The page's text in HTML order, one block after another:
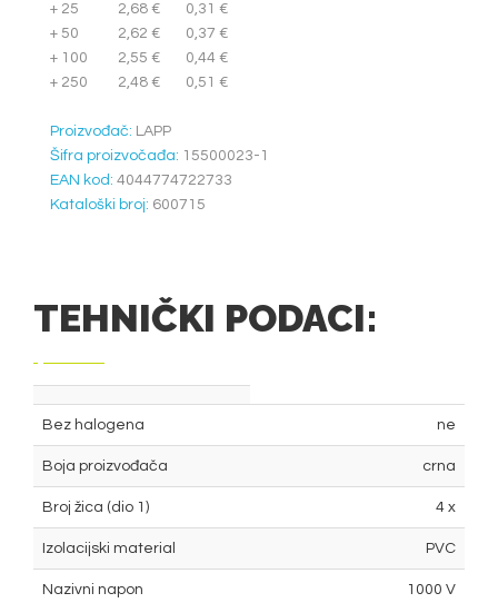
+ 25
2,68 €
0,31 €
+ 50
2,62 €
0,37 €
+ 100
2,55 €
0,44 €
+ 250
2,48 € 0,51 €
Proizvođač: LAPP
Šifra proizvočađa: 15500023-1
EAN kod: 4044774722733
Kataloški broj: 600715
TEHNIČKI PODACI:
Bez halogena ne
Boja proizvođača crna
Broj žica (dio 1) 4 x
Izolacijski material PVC
Nazivni napon 1000 V